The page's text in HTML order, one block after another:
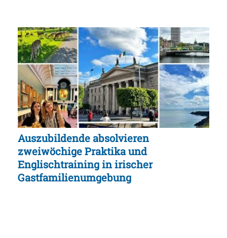
Auszubildende absolvieren
zweiwöchige Praktika und
Englischtraining in irischer
Gastfamilienumgebung